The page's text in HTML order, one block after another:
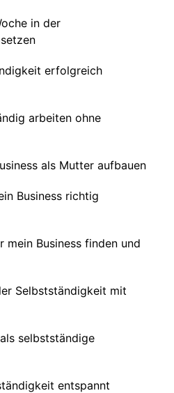
in der
erfolgreich
arbeiten ohne
als Mutter aufbauen
Business richtig
mein Business finden und
Selbstständigkeit mit
selbstständige
entspannt